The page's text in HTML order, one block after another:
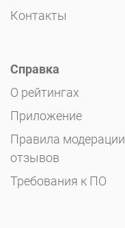
Контакты
Справка
О рейтингах
Приложение
Правила модерации
отзывов
Требования к ПО